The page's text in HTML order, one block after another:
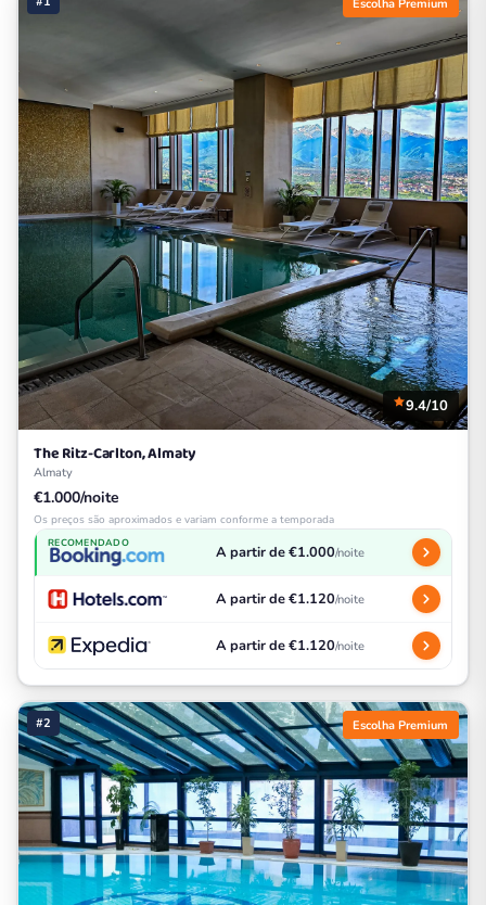
Escolha Premium
9.4/10
The Ritz-Carlton, Almaty
Almaty
€1.000/noite
Os preços são aproximados e variam conforme a temporada
RECOMENDADO A partir de €1.000/noite
A partir de €1.120/noite
A partir de €1.120/noite
#2 Escolha Premium